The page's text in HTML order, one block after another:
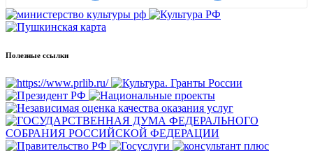
Полезные ссылки